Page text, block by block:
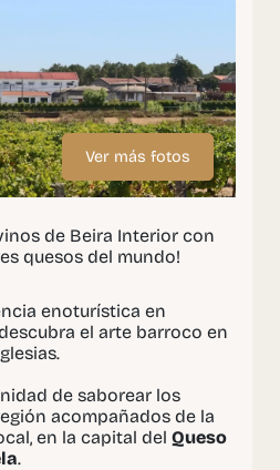
Ver más fotos
de Beira Interior con
quesos del mundo!
enoturística en
el arte barroco en
de saborear los
acompañados de la
en la capital del Queso
.